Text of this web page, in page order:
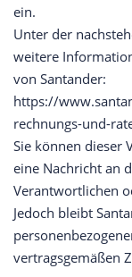
ein.
Unter der
weitere
von Santander:
https://
rechnungs-und-
Sie können dieser
eine Nachricht an
Verantwortlichen
Jedoch bleibt
vertragsgemäßen